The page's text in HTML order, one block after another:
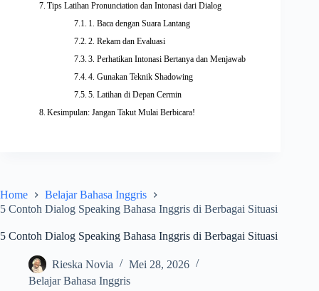
Home
Belajar Bahasa Inggris
5 Contoh Dialog Speaking Bahasa Inggris di Berbagai Situasi
5 Contoh Dialog Speaking Bahasa Inggris di Berbagai Situasi
Rieska Novia
Mei 28, 2026
Belajar Bahasa Inggris
Tips Latihan Pronunciation dan Intonasi dari Dialog
1. Baca dengan Suara Lantang
2. Rekam dan Evaluasi
3. Perhatikan Intonasi Bertanya dan Menjawab
4. Gunakan Teknik Shadowing
5. Latihan di Depan Cermin
Kesimpulan: Jangan Takut Mulai Berbicara!